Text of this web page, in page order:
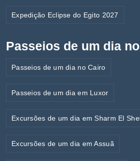
Expedição Eclipse do Egito 2027
Passeios de um dia
Passeios de um dia no Cairo
Passeios de um dia em Luxor
Excursões de um dia em Sharm El
Excursões de um dia em Assuã